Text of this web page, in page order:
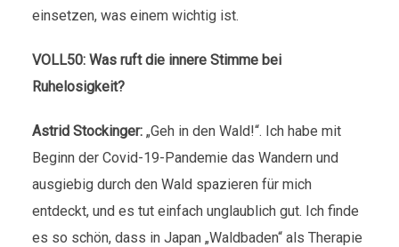
einsetzen, was einem wichtig ist.
VOLL50: Was ruft die innere Stimme bei
Ruhelosigkeit?
Astrid Stockinger:„Geh in den Wald!“. Ich habe mit
Beginn der Covid-19-Pandemie das Wandern und
ausgiebig durch den Wald spazieren für mich
entdeckt, und es tut einfach unglaublich gut. Ich finde
es so schön, dass in Japan „Waldbaden“ als Therapie